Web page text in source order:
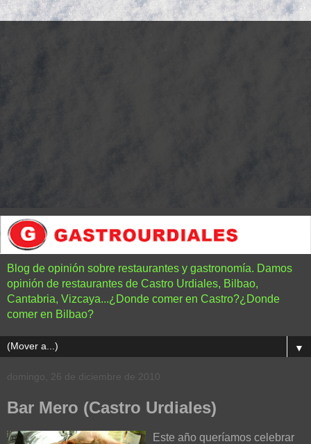
Blog de opinión sobre restaurantes y gastronomía. Damos
opinión de restaurantes de Castro Urdiales, Bilbao,
Cantabria, Vizcaya...¿Donde comer en Castro?¿Donde
comer en Bilbao?
▼
domingo, 26 de diciembre de 2010
Bar Mero (Castro Urdiales)
Este año queríamos celebrar